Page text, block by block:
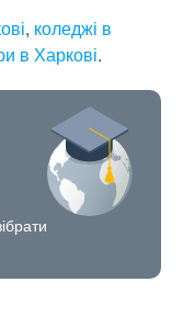
, коледжі в
в Харкові.